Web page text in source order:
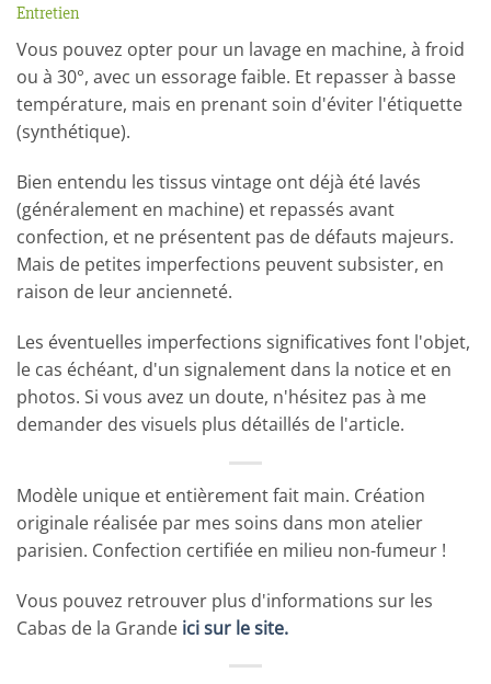
Entretien
Vous pouvez opter pour un lavage en machine, à froid
ou à 30°, avec un essorage faible. Et repasser à basse
température, mais en prenant soin d'éviter l'étiquette
(synthétique).
Bien entendu les tissus vintage ont déjà été lavés
(généralement en machine) et repassés avant
confection, et ne présentent pas de défauts majeurs.
Mais de petites imperfections peuvent subsister, en
raison de leur ancienneté.
Les éventuelles imperfections significatives font l'objet,
le cas échéant, d'un signalement dans la notice et en
photos. Si vous avez un doute, n'hésitez pas à me
demander des visuels plus détaillés de l'article.
Modèle unique et entièrement fait main. Création
originale réalisée par mes soins dans mon atelier
parisien. Confection certifiée en milieu non-fumeur !
Vous pouvez retrouver plus d'informations sur les
Cabas de la Grande ici sur le site.